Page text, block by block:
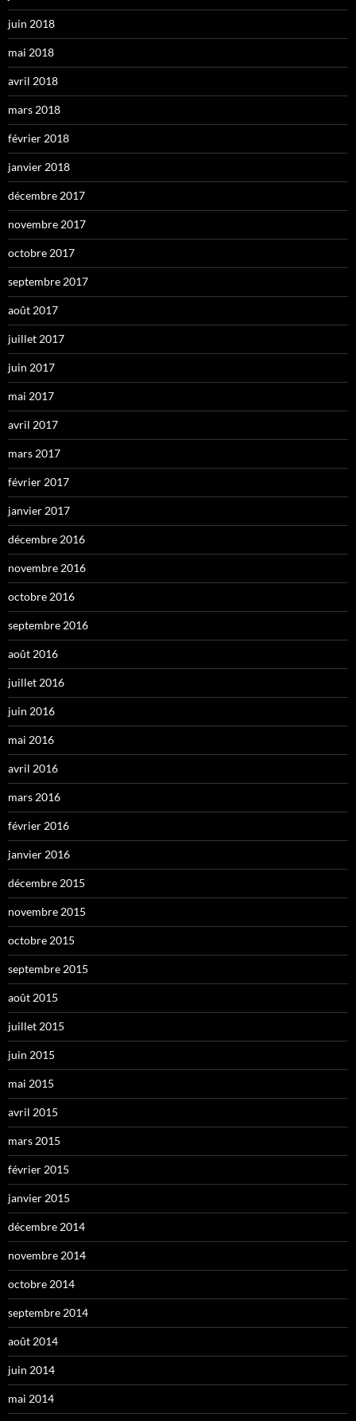
juin 2018
mai 2018
avril 2018
mars 2018
février 2018
janvier 2018
décembre 2017
novembre 2017
octobre 2017
septembre 2017
août 2017
juillet 2017
juin 2017
mai 2017
avril 2017
mars 2017
février 2017
janvier 2017
décembre 2016
novembre 2016
octobre 2016
septembre 2016
août 2016
juillet 2016
juin 2016
mai 2016
avril 2016
mars 2016
février 2016
janvier 2016
décembre 2015
novembre 2015
octobre 2015
septembre 2015
août 2015
juillet 2015
juin 2015
mai 2015
avril 2015
mars 2015
février 2015
janvier 2015
décembre 2014
novembre 2014
octobre 2014
septembre 2014
août 2014
juin 2014
mai 2014